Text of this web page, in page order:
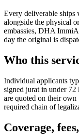
Every deliverable ships
alongside the physical
embassies, DHA
day the original is
Who this
Individual applicants
signed jurat in under 72
are quoted on their
required chain of
Coverage,